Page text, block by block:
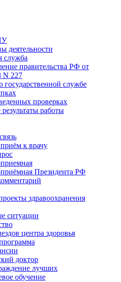
деятельности
служба
правительства РФ от
N 227
государственной службе
проверках
работы
к врачу
Президента РФ
здравоохранения
ситуации
центра здоровья
доктор
лучших
обучение